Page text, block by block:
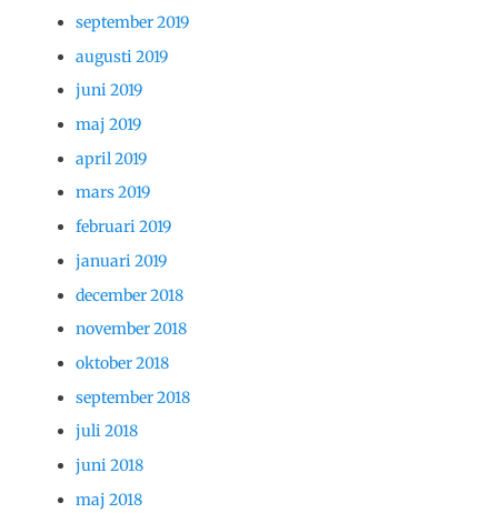
september 2019
augusti 2019
juni 2019
maj 2019
april 2019
mars 2019
februari 2019
januari 2019
december 2018
november 2018
oktober 2018
september 2018
juli 2018
juni 2018
maj 2018